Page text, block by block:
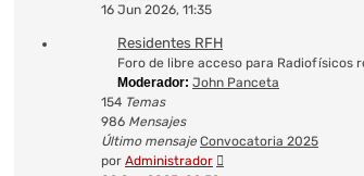
último
16 Jun 2026, 11:35
Residentes RFH
Foro de libre acceso para Radiofísicos
Moderador: John Panceta
154 Temas
986 Mensajes
Último mensaje Convocatoria 2025
por Administrador